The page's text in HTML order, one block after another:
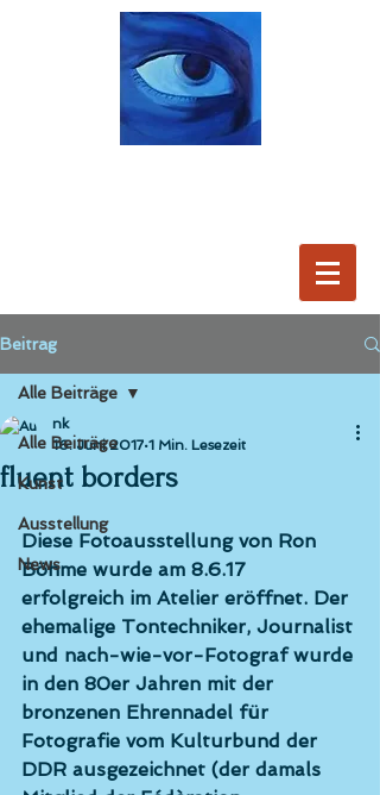
Beitrag
Alle Beiträge
Kunst
Ausstellung
News
Alle Beiträge
fluent borders
nk
16. Juni 2017 1 Min. Lesezeit
Diese Fotoausstellung von Ron
Böhme wurde am 8.6.17
erfolgreich im Atelier eröffnet. Der
ehemalige Tontechniker, Journalist
und nach-wie-vor-Fotograf wurde
in den 80er Jahren mit der
bronzenen Ehrennadel für
Fotografie vom Kulturbund der
DDR ausgezeichnet (der damals